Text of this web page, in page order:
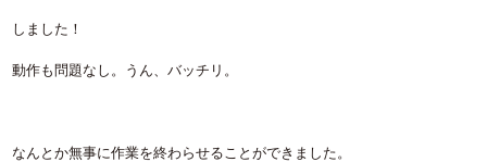
しました！
動作も問題なし。うん、バッチリ。
なんとか無事に作業を終わらせることができました。